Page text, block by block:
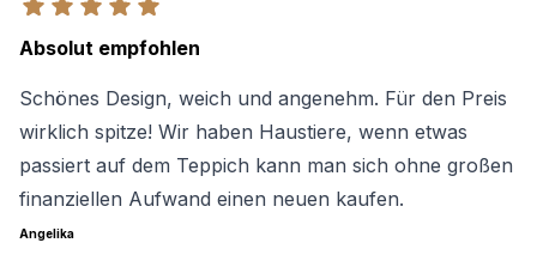
Absolut empfohlen
Schönes Design, weich und angenehm. Für den Preis
wirklich spitze! Wir haben Haustiere, wenn etwas
passiert auf dem Teppich kann man sich ohne großen
finanziellen Aufwand einen neuen kaufen.
Angelika